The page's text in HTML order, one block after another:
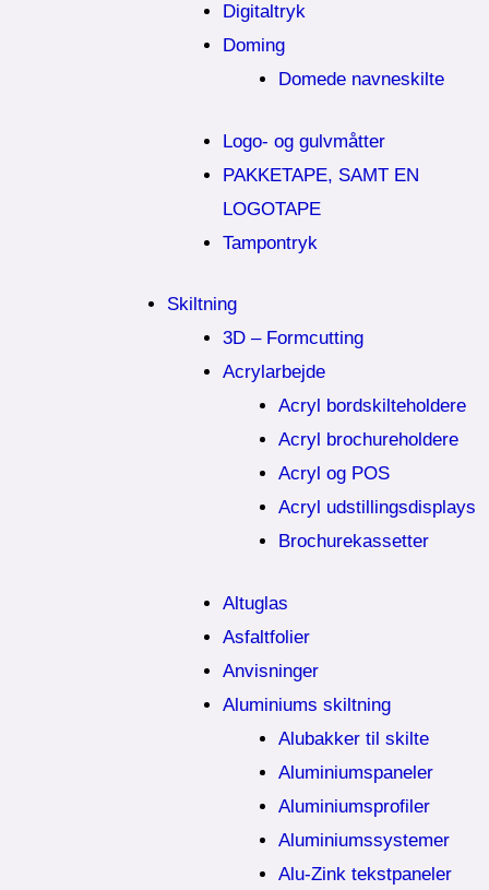
Digitaltryk
Doming
Domede navneskilte
Logo- og gulvmåtter
PAKKETAPE, SAMT EN
LOGOTAPE
Tampontryk
Skiltning
3D – Formcutting
Acrylarbejde
Acryl bordskilteholdere
Acryl brochureholdere
Acryl og POS
Acryl udstillingsdisplays
Brochurekassetter
Altuglas
Asfaltfolier
Anvisninger
Aluminiums skiltning
Alubakker til skilte
Aluminiumspaneler
Aluminiumsprofiler
Aluminiumssystemer
Alu-Zink tekstpaneler